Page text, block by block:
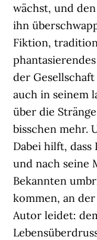
wächst, und
ihn
Fiktion,
der
auch in seinem
über die
bisschen mehr.
Dabei hilft,
und nach seine
Bekannten
kommen, an
Autor leidet: